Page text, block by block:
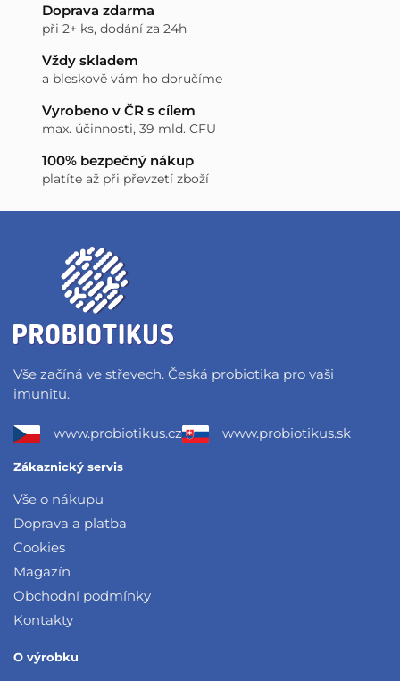
Doprava zdarma
při 2+ ks, dodání za 24h
Vždy skladem
a bleskově vám ho doručíme
Vyrobeno v ČR s cílem
max. účinnosti, 39 mld. CFU
100% bezpečný nákup
platíte až při převzetí zboží
Vše začíná ve střevech. Česká probiotika pro vaši
imunitu.
www.probiotikus.cz www.probiotikus.sk
Zákaznický servis
Vše o nákupu
Doprava a platba
Cookies
Magazín
Obchodní podmínky
Kontakty
O výrobku